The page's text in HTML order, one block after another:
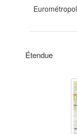
Étendue